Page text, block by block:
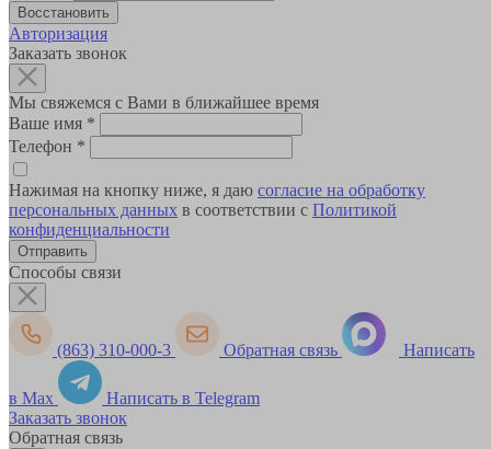
Авторизация
Заказать звонок
Мы свяжемся с Вами в ближайшее время
Ваше имя *
Телефон *
Нажимая на кнопку ниже, я даю согласие на обработку
персональных данных в соответствии с Политикой
конфиденциальности
Способы связи
(863) 310-000-3 Обратная связь Написать
в Max
Написать в Telegram
Заказать звонок
Обратная связь